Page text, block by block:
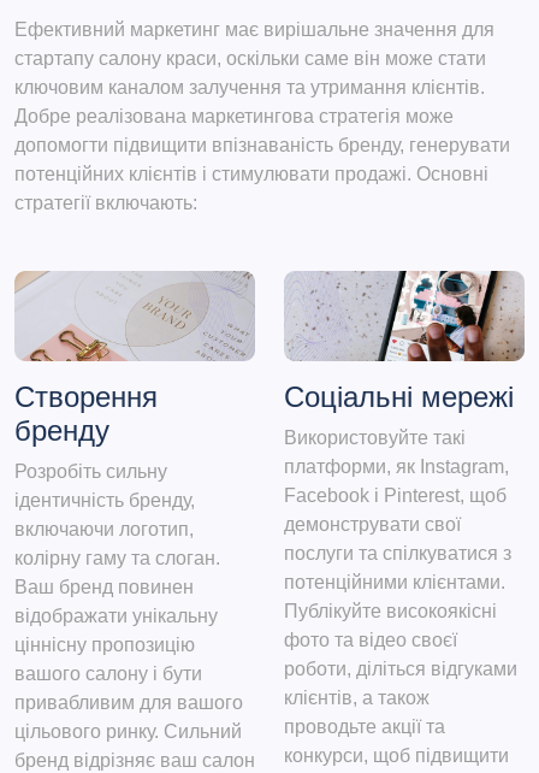
Ефективний маркетинг має вирішальне значення для
стартапу салону краси, оскільки саме він може стати
ключовим каналом залучення та утримання клієнтів.
Добре реалізована маркетингова стратегія може
допомогти підвищити впізнаваність бренду, генерувати
потенційних клієнтів і стимулювати продажі. Основні
стратегії включають:
Створення
бренду
Розробіть сильну
ідентичність бренду,
включаючи логотип,
колірну гаму та слоган.
Ваш бренд повинен
відображати унікальну
ціннісну пропозицію
вашого салону і бути
привабливим для вашого
цільового ринку. Сильний
бренд відрізняє ваш салон
Соціальні мережі
Використовуйте такі
платформи, як Instagram,
Facebook і Pinterest, щоб
демонструвати свої
послуги та спілкуватися з
потенційними клієнтами.
Публікуйте високоякісні
фото та відео своєї
роботи, діліться відгуками
клієнтів, а також
проводьте акції та
конкурси, щоб підвищити